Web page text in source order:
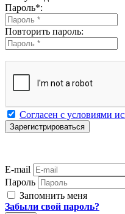
Пароль*:
Повторить пароль:
Согласен с условиями
E-mail
Пароль
Запомнить меня
Забыли свой пароль?